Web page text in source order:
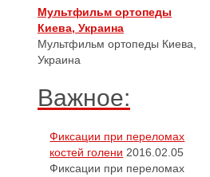
Мультфильм ортопеды
Киева, Украина
Мультфильм ортопеды Киева,
Украина
Важное:
Фиксации при переломах
костей голени 2016.02.05
Фиксации при переломах